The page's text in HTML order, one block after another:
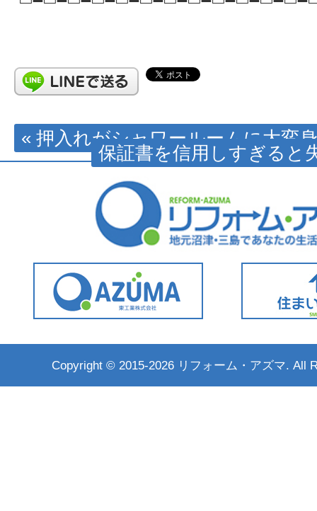
« 押入れがシャワールームに大変
保証書を信用しすぎると
Copyright © 2015-2026 リフォーム・アズマ. All